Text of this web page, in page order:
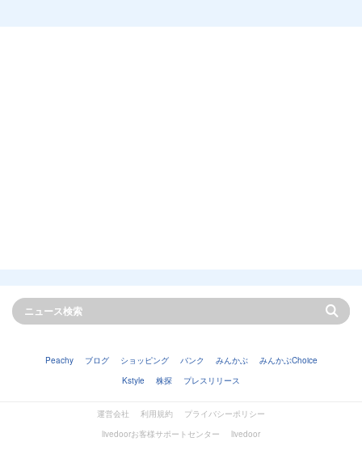
Peachy ブログ ショッピング バンク みんかぶ
みんかぶChoice
Kstyle
株探 プレスリリース
運営会社 利用規約
プライバシーポリシー
livedoorお客様サポートセンター
livedoor